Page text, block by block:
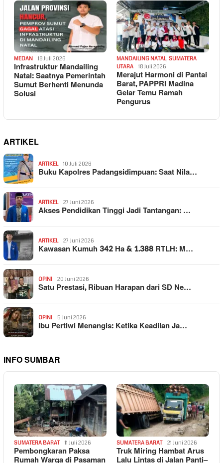
MEDAN 18 Juli 2026
Infrastruktur Mandailing
Natal: Saatnya Pemerintah
Sumut Berhenti Menunda
Solusi
MANDAILING NATAL, SUMATERA
UTARA
18 Juli 2026
Merajut Harmoni di Pantai
Barat, PAPPRI Madina
Gelar Temu Ramah
Pengurus
ARTIKEL
ARTIKEL 10 Juli 2026
Buku Kapolres Padangsidimpuan: Saat Nila…
ARTIKEL 27 Juni 2026
Akses Pendidikan Tinggi Jadi Tantangan: …
ARTIKEL 27 Juni 2026
Kawasan Kumuh 342 Ha & 1.388 RTLH: M…
OPINI 20 Juni 2026
Satu Prestasi, Ribuan Harapan dari SD Ne…
OPINI 5 Juni 2026
Ibu Pertiwi Menangis: Ketika Keadilan Ja…
INFO SUMBAR
SUMATERA BARAT 11 Juli 2026
Pembongkaran Paksa
Rumah Warga di Pasaman
SUMATERA BARAT 21 Juni 2026
Truk Miring Hambat Arus
Lalu Lintas di Jalan Panti–